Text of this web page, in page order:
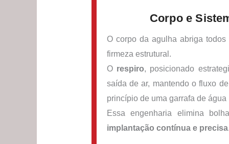
Corpo e
O corpo da agulha abriga
firmeza estrutural.
O respiro, posicionado
saída de ar, mantendo o fluxo
princípio de uma garrafa de
Essa engenharia elimina
implantação contínua e precisa